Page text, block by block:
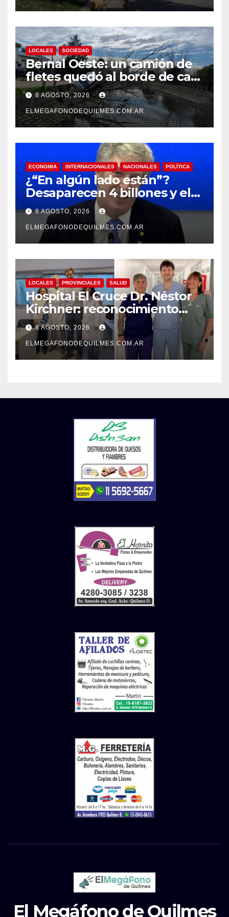
LOCALES SOCIEDAD
Bernal Oeste: un camión de
fletes quedó al borde de caer
al arroyo Las Piedras
8 AGOSTO, 2026
ELMEGAFONODEQUILMES.COM.AR
ECONOMIA INTERNACIONALES NACIONALES POLÍTICA
¿“En algún lado están”?
Desaparecen 4 billones y el
presidente del BCRA
responde con una risita
8 AGOSTO, 2026
ELMEGAFONODEQUILMES.COM.AR
LOCALES PROVINCIALES SALUD
Hospital El Cruce Dr. Néstor
Kirchner: reconocimiento
internacional a la calidad de
su atención
8 AGOSTO, 2026
ELMEGAFONODEQUILMES.COM.AR
El Megáfono de Quilmes